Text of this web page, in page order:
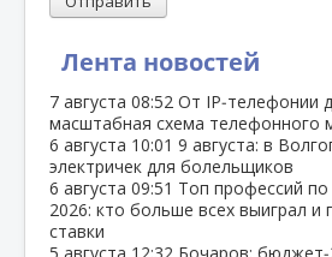
Лента новостей
7 августа 08:52 От IP‑телефонии
масштабная схема телефонного
6 августа 10:01 9 августа: в
электричек для болельщиков
6 августа 09:51 Топ профессий по
2026: кто больше всех выиграл и
ставки